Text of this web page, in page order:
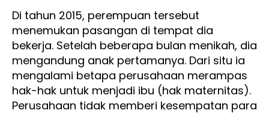
Di tahun 2015, perempuan tersebut
menemukan pasangan di tempat dia
bekerja. Setelah beberapa bulan menikah, dia
mengandung anak pertamanya. Dari situ ia
mengalami betapa perusahaan merampas
hak-hak untuk menjadi ibu (hak maternitas).
Perusahaan tidak memberi kesempatan para